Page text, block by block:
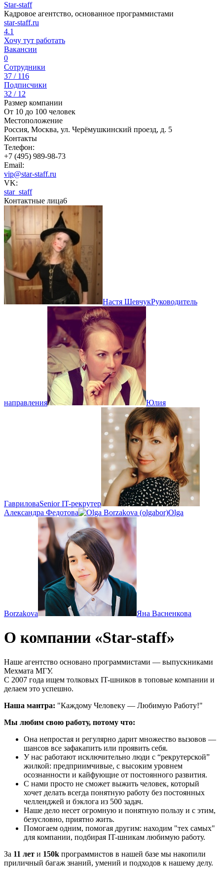
Star-staff
Кадровое агентство, основанное программистами
star-staff.ru
4.1
Хочу тут работать
Вакансии
0
Сотрудники
37 / 116
Подписчики
32 / 12
Размер компании
От 10 до 100 человек
Местоположение
Россия, Москва, ул. Черёмушкинский проезд, д. 5
Контакты
Телефон:
+7 (495) 989-98-73
Email:
vip@star-staff.ru
VK:
star_staff
Контактные лица6
Настя ШевчукРуководитель
направления Юлия
ГавриловаSenior IT-рекрутер
Александра Федотова
Olga
Borzakova Яна Васненкова
О компании «Star-staff»
Наше агентство основано программистами — выпускниками
Мехмата МГУ.
С 2007 года ищем толковых IT-шников в топовые компании и
делаем это успешно.
Наша мантра: "Каждому Человеку — Любимую Работу!"
Мы любим свою работу, потому что:
Она непростая и регулярно дарит множество вызовов —
шансов все зафакапить или проявить себя.
У нас работают исключительно люди с “рекрутерской”
жилкой: предприимчивые, с высоким уровнем
осознанности и кайфующие от постоянного развития.
С нами просто не сможет выжить человек, который
хочет делать всегда понятную работу без постоянных
челленджей и бэклога из 500 задач.
Наше дело несет огромную и понятную пользу и с этим,
безусловно, приятно жить.
Помогаем одним, помогая другим: находим "тех самых"
для компании, подбирая IT-шникам любимую работу.
За 11 лет и 150k программистов в нашей базе мы накопили
приличный багаж знаний, умений и подходов к нашему делу.